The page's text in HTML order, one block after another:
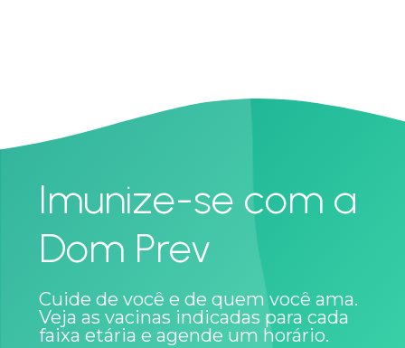
Imunize-se com a
Dom Prev
Cuide de você e de quem você ama.
Veja as vacinas indicadas para cada
faixa etária e agende um horário.